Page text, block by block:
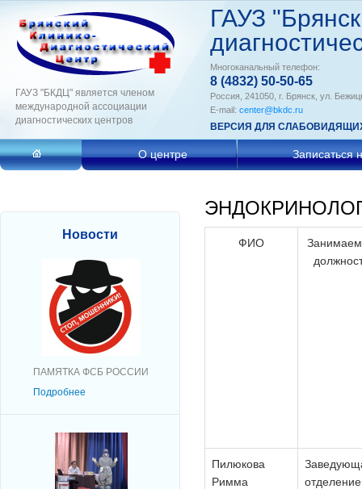
ГАУЗ "БКДЦ" является членом
международной ассоциации
диагностических центров
ГАУЗ
Многоканальный телефон:
8 (4832) 50-50-65
Россия, 241050, г. Брянск, ул.
E-mail: center@bkdc.ru
ВЕРСИЯ ДЛЯ
О центре Записаться
Новости
ПАМЯТКА ФСБ РОССИИ
Подробнее
ФИО
Пилюкова
Римма